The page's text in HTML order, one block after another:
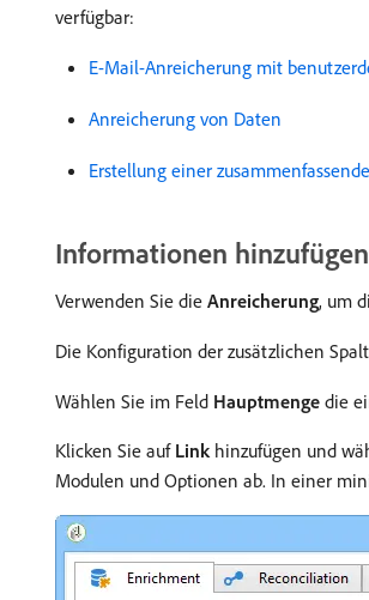
verfügbar:
E-Mail-Anreicherung mit
Anreicherung von Daten
Erstellung einer
Informationen hinzufügen
Verwenden Sie die Anreicherung, um
Die Konfiguration der zusätzlichen
Wählen Sie im Feld Hauptmenge die
Klicken Sie auf Linkhinzufügen und
Modulen und Optionen ab. In einer